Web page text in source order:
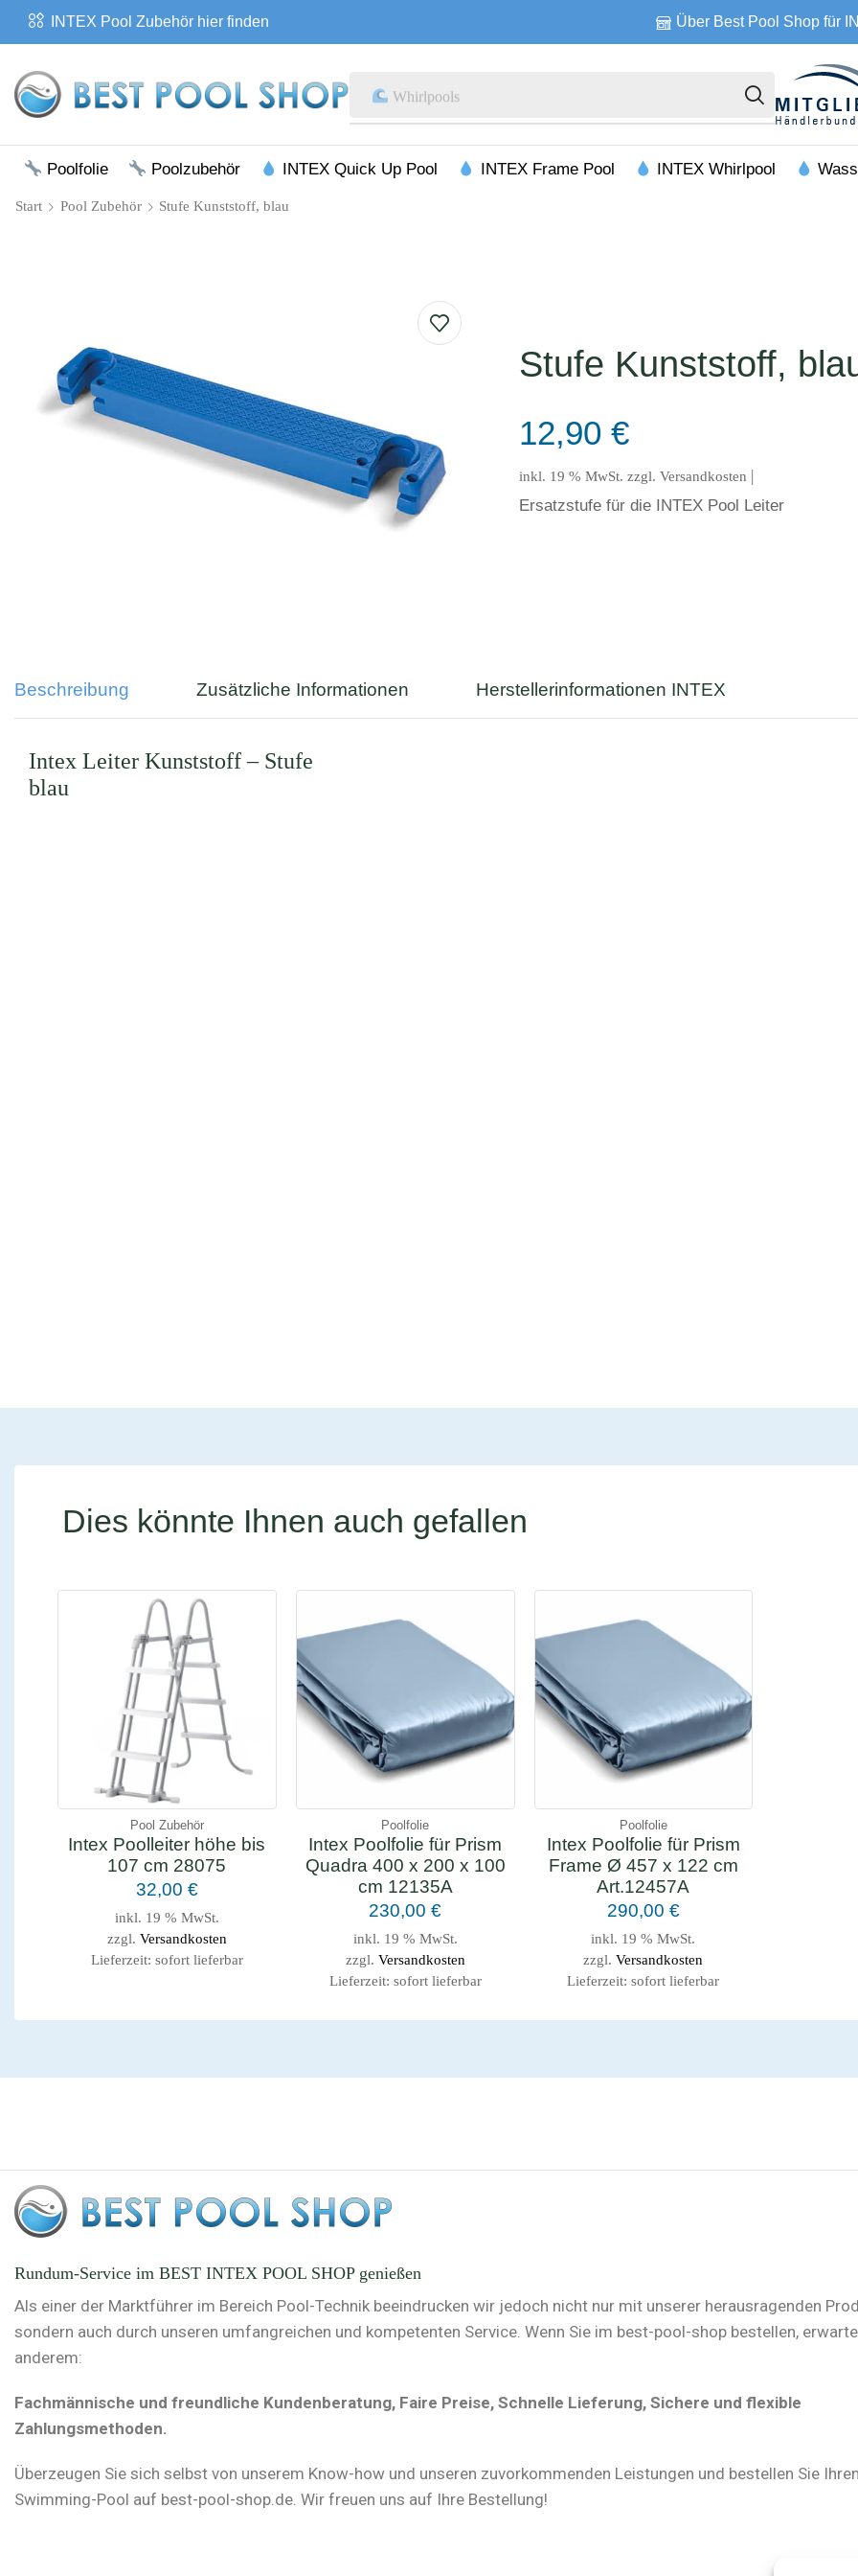
INTEX Pool Zubehör hier finden Über Best Pool Shop für
Whirlpools
Poolfolie Poolzubehör INTEX Quick Up Pool INTEX Frame Pool INTEX Whirlpool
Start Pool Zubehör Stufe Kunststoff, blau
Stufe Kunststoff,
12,90 €
inkl. 19 % MwSt. zzgl. Versandkosten |
Ersatzstufe für die INTEX Pool Leiter
Beschreibung Zusätzliche Informationen Herstellerinformationen INTEX
Intex Leiter Kunststoff – Stufe
blau
Dies könnte Ihnen auch gefallen
Pool Zubehör
Intex Poolleiter höhe bis
107 cm 28075
32,00 €
inkl. 19 % MwSt.
zzgl. Versandkosten
Lieferzeit: sofort lieferbar
Poolfolie
Intex Poolfolie für Prism
Quadra 400 x 200 x 100
cm 12135A
230,00€
inkl. 19 % MwSt.
zzgl. Versandkosten
Lieferzeit: sofort lieferbar
Poolfolie
Intex Poolfolie für Prism
Frame Ø 457 x 122 cm
Art.12457A
290,00 €
inkl. 19 % MwSt.
zzgl.Versandkosten
Lieferzeit:sofort lieferbar
Rundum-Service im BEST INTEX POOL SHOP genießen
Als einer der Marktführer im Bereich Pool-Technik beeindrucken wir jedoch nicht nur mit unserer herausragenden
sondern auch durch unseren umfangreichen und kompetenten Service. Wenn Sie im best-pool-shop bestellen,
anderem:
Fachmännische und freundliche Kundenberatung, Faire Preise, Schnelle Lieferung, Sichere und flexible
Zahlungsmethoden.
Überzeugen Sie sich selbst von unserem Know-how und unseren zuvorkommenden Leistungen und bestellen Sie
Swimming-Pool auf best-pool-shop.de. Wir freuen uns auf Ihre Bestellung!